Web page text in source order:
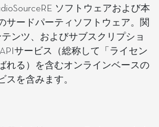
ソフトウェアおよび本
サードパーティソフトウェア。関
ンツ、およびサブスクリプショ
サービス（総称して「ライセン
れる）を含むオンラインベースの
スを含みます。